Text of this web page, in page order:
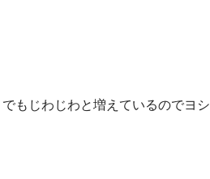
もじわじわと増えているのでヨシ